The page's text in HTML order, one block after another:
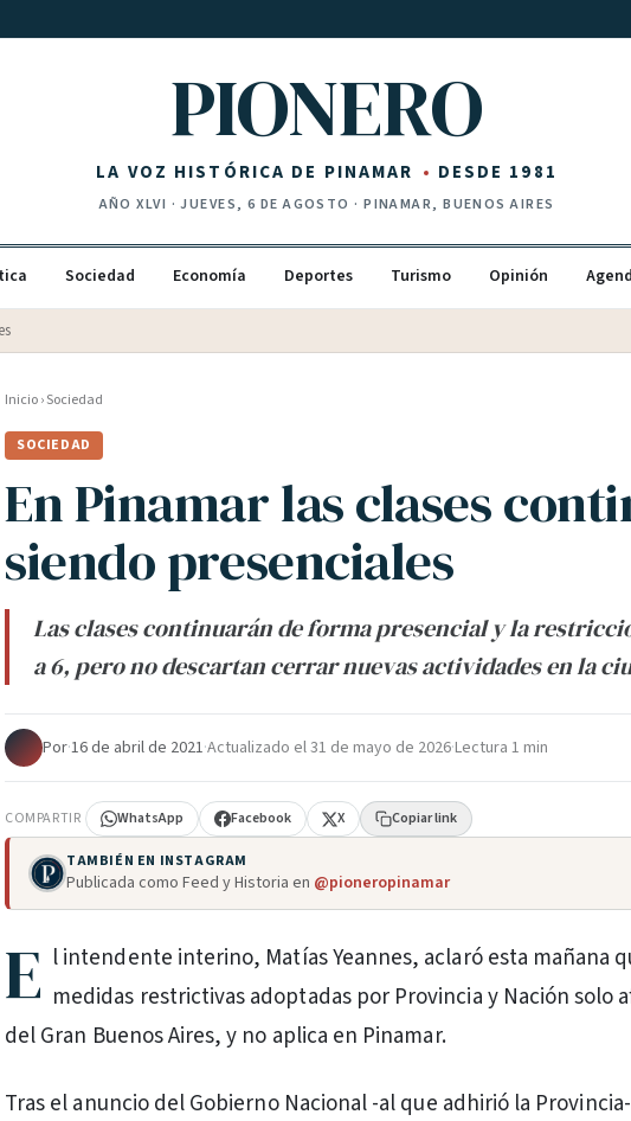
PIONERO
LA VOZ HISTÓRICA DE PINAMAR DESDE 1981
AÑOXLVI ·JUEVES, 6 DE AGOSTO · PINAMAR, BUENOS AIRES
Sociedad Economía Deportes Turismo Opinión
· oficial $
Inicio›Sociedad
SOCIEDAD
En Pinamar las clases
siendo presenciales
Las clases continuarán de forma presencial y la
a 6, pero no descartan cerrar nuevas actividades en la
Por·16 de abril de 2021·Actualizado el31 de mayo de 2026·Lectura 1 min
COMPARTIR WhatsApp Facebook X Copiar link
TAMBIÉN EN INSTAGRAM
Publicada como Feed y Historia en @pioneropinamar
E l intendente interino, Matías Yeannes, aclaró esta mañana
medidas restrictivas adoptadas por Provincia y Nación solo
del Gran Buenos Aires, y no aplica en Pinamar.
Tras el anuncio del Gobierno Nacional -al que adhirió la